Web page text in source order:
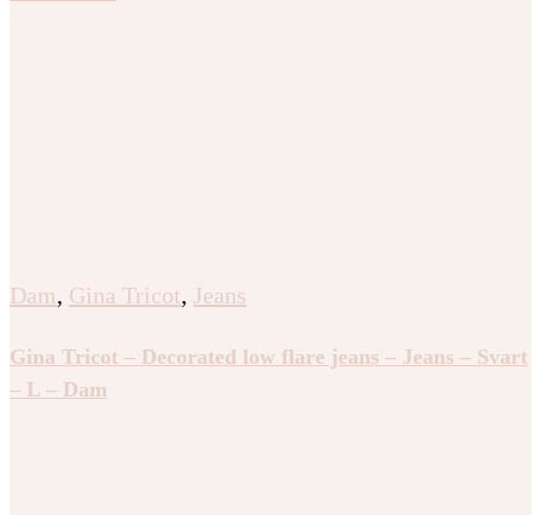
Dam, Gina Tricot, Jeans
Gina Tricot – Decorated low flare jeans – Jeans – Svart
– L – Dam